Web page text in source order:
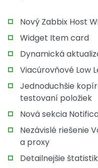
Nový Zabbix Host
Widget Item card
Dynamická
Viacúrovňové Low
Jednoduchšie
testovaní položiek
Nová sekcia
Nezávislé riešenie
a proxy
Detailnejšie